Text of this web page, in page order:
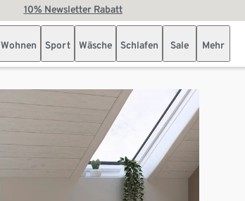
10% Newsletter Rabatt
Wohnen Sport Wäsche Schlafen Sale Mehr